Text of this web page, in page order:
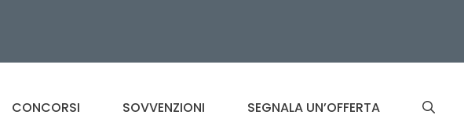
CONCORSI SOVVENZIONI SEGNALA UN’OFFERTA